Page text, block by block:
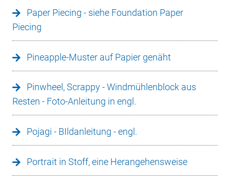
Paper Piecing - siehe Foundation Paper
Piecing
Pineapple-Muster auf Papier genäht
Pinwheel, Scrappy - Windmühlenblock aus
Resten - Foto-Anleitung in engl.
Pojagi - BIldanleitung - engl.
Portrait in Stoff, eine Herangehensweise